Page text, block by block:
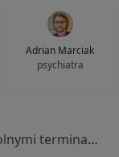
Adrian Marciak
psychiatra
Brak dostępnych specjalistów z wolnymi terminami w tym centrum medycznym.